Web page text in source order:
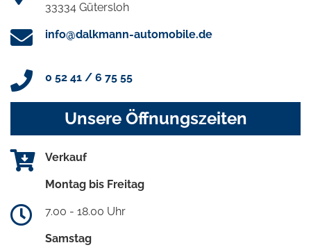
33334 Gütersloh
info@dalkmann-automobile.de
0 52 41 / 6 75 55
Unsere Öffnungszeiten
Verkauf
Montag bis Freitag
7.00 - 18.00 Uhr
Samstag